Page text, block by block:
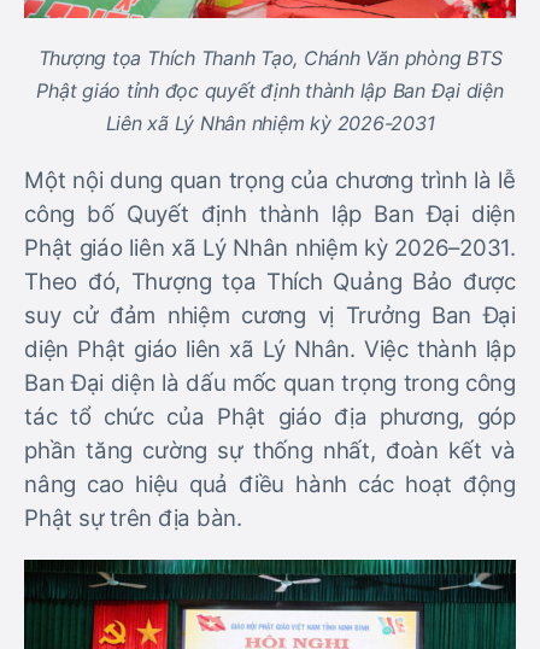
Thượng tọa Thích Thanh Tạo, Chánh Văn phòng BTS
Phật giáo tỉnh đọc quyết định thành lập Ban Đại diện
Liên xã Lý Nhân nhiệm kỳ 2026-2031
Một nội dung quan trọng của chương trình là lễ
công bố Quyết định thành lập Ban Đại diện
Phật giáo liên xã Lý Nhân nhiệm kỳ 2026–2031.
Theo đó, Thượng tọa Thích Quảng Bảo được
suy cử đảm nhiệm cương vị Trưởng Ban Đại
diện Phật giáo liên xã Lý Nhân. Việc thành lập
Ban Đại diện là dấu mốc quan trọng trong công
tác tổ chức của Phật giáo địa phương, góp
phần tăng cường sự thống nhất, đoàn kết và
nâng cao hiệu quả điều hành các hoạt động
Phật sự trên địa bàn.